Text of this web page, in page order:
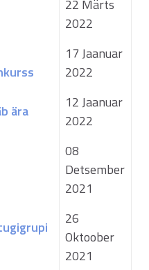
22 Märts
2022
17 Jaanuar
2022
ära
12 Jaanuar
2022
08
Detsember
2021
26
Oktoober
2021